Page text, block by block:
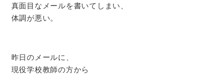
真面目なメールを書いてしまい、
体調が悪い。
昨日のメールに、
現役学校教師の方から